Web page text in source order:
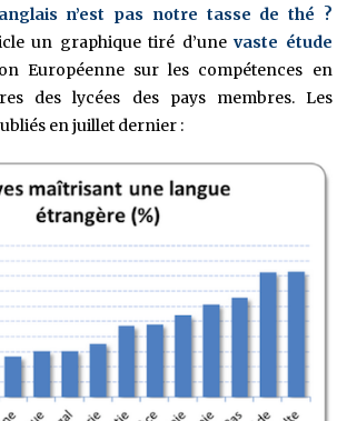
n’est pas notre tasse de thé ?
un graphique tiré d’unevaste étude
Européenne sur les compétences en
des lycées des pays membres. Les
en juillet dernier :